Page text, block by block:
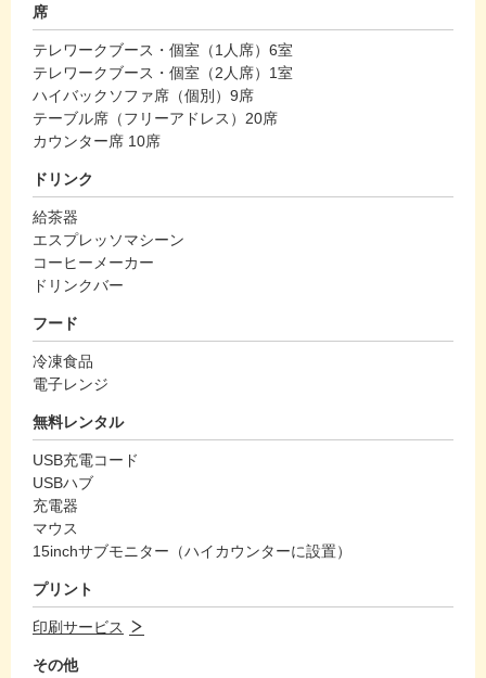
席
テレワークブース・個室（1人席）6室
テレワークブース・個室（2人席）1室
ハイバックソファ席（個別）9席
テーブル席（フリーアドレス）20席
カウンター席 10席
ドリンク
給茶器
エスプレッソマシーン
コーヒーメーカー
ドリンクバー
フード
冷凍食品
電子レンジ
無料レンタル
USB充電コード
USBハブ
充電器
マウス
15inchサブモニター（ハイカウンターに設置）
プリント
印刷サービス
その他